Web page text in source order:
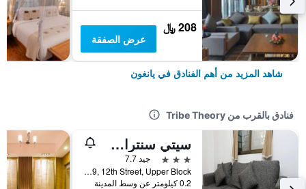
208 ﷼
عرض الصفقة
شاهد المزيد من أهم الفنادق في يانغون
فنادق بالقرب من Tribe Theory
سيتي سنترال إن
3 نجوم
جيد 7.7
No. 97-99, 12th Street, Upper Block, يانغون, ميانمار (بورما)
0.2 كيلومتر عن وسط المدينة